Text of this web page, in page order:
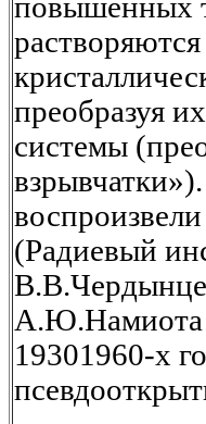
повышенных
преобразуя
системы
(Радиевый
А.Ю.Намиота
19301960-х